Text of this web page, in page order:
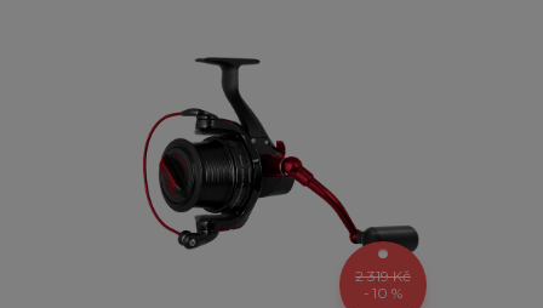
2 319 Kč
- 10 %